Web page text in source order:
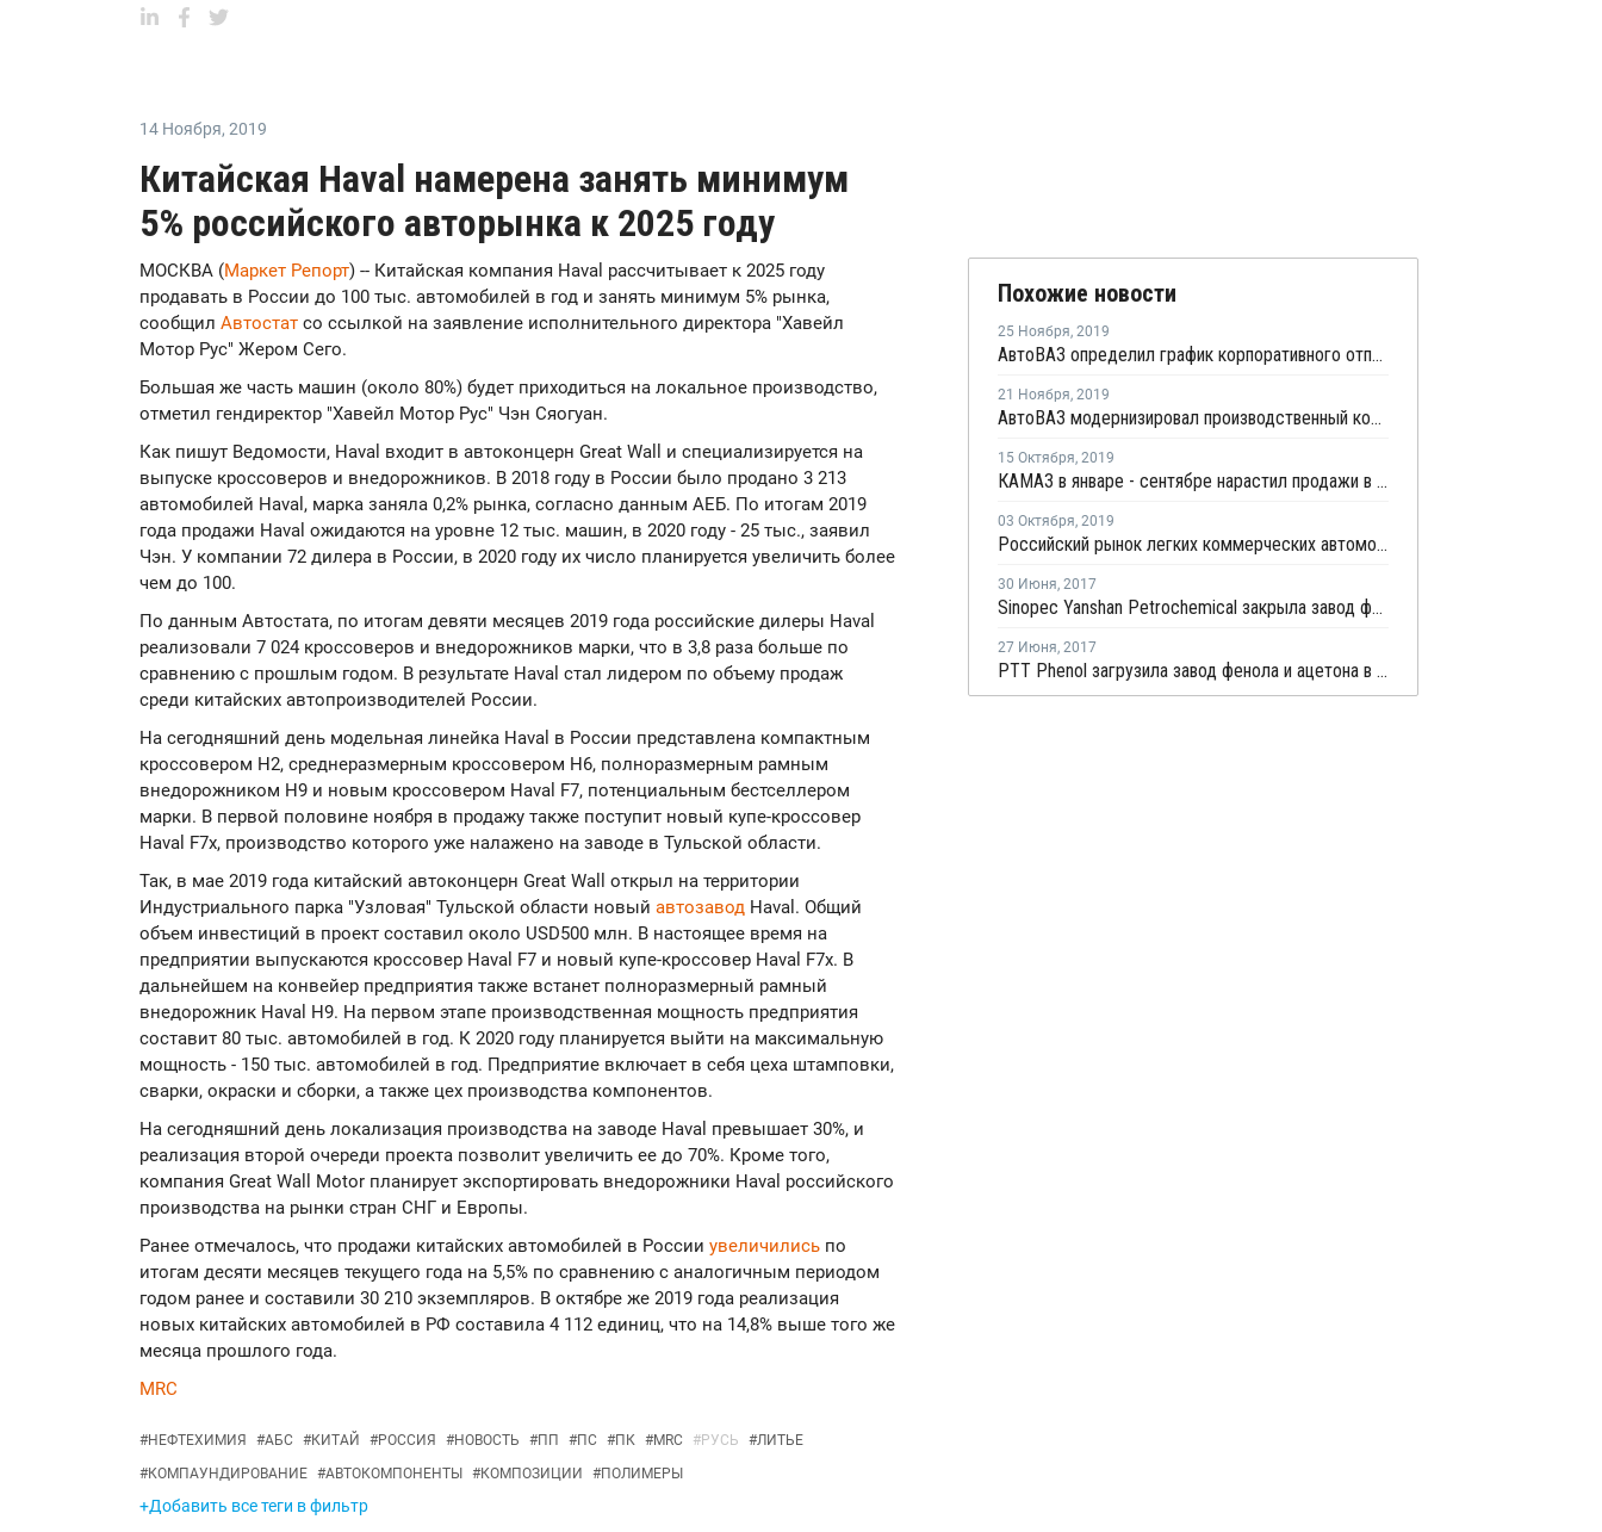
14 Ноября, 2019
Китайская Haval намерена занять минимум
5% российского авторынка к 2025 году
МОСКВА (Маркет Репорт) -- Китайская компания Haval рассчитывает к 2025 году
продавать в России до 100 тыс. автомобилей в год и занять минимум 5% рынка,
сообщил Автостат со ссылкой на заявление исполнительного директора "Хавейл
Мотор Рус" Жером Сего.
Большая же часть машин (около 80%) будет приходиться на локальное производство,
отметил гендиректор "Хавейл Мотор Рус" Чэн Сяогуан.
Как пишут Ведомости, Haval входит в автоконцерн Great Wall и специализируется на
выпуске кроссоверов и внедорожников. В 2018 году в России было продано 3 213
автомобилей Haval, марка заняла 0,2% рынка, согласно данным АЕБ. По итогам 2019
года продажи Haval ожидаются на уровне 12 тыс. машин, в 2020 году - 25 тыс., заявил
Чэн. У компании 72 дилера в России, в 2020 году их число планируется увеличить более
чем до 100.
По данным Автостата, по итогам девяти месяцев 2019 года российские дилеры Haval
реализовали 7 024 кроссоверов и внедорожников марки, что в 3,8 раза больше по
сравнению с прошлым годом. В результате Haval стал лидером по объему продаж
среди китайских автопроизводителей России.
На сегодняшний день модельная линейка Haval в России представлена компактным
кроссовером H2, среднеразмерным кроссовером Н6, полноразмерным рамным
внедорожником Н9 и новым кроссовером Haval F7, потенциальным бестселлером
марки. В первой половине ноября в продажу также поступит новый купе-кроссовер
Haval F7x, производство которого уже налажено на заводе в Тульской области.
Так, в мае 2019 года китайский автоконцерн Great Wall открыл на территории
Индустриального парка "Узловая" Тульской области новый автозавод Haval. Общий
объем инвестиций в проект составил около USD500 млн. В настоящее время на
предприятии выпускаются кроссовер Haval F7 и новый купе-кроссовер Haval F7x. В
дальнейшем на конвейер предприятия также встанет полноразмерный рамный
внедорожник Haval H9. На первом этапе производственная мощность предприятия
составит 80 тыс. автомобилей в год. К 2020 году планируется выйти на максимальную
мощность - 150 тыс. автомобилей в год. Предприятие включает в себя цеха штамповки,
сварки, окраски и сборки, а также цех производства компонентов.
На сегодняшний день локализация производства на заводе Нaval превышает 30%, и
реализация второй очереди проекта позволит увеличить ее до 70%. Кроме того,
компания Great Wall Motor планирует экспортировать внедорожники Haval российского
производства на рынки стран СНГ и Европы.
Ранее отмечалось, что продажи китайских автомобилей в России увеличились по
итогам десяти месяцев текущего года на 5,5% по сравнению с аналогичным периодом
годом ранее и составили 30 210 экземпляров. В октябре же 2019 года реализация
новых китайских автомобилей в РФ составила 4 112 единиц, что на 14,8% выше того же
месяца прошлого года.
MRC
#НЕФТЕХИМИЯ #АБС #КИТАЙ #РОССИЯ #НОВОСТЬ #ПП #ПС #ПК #MRC #РУСЬ #ЛИТЬЕ
#КОМПАУНДИРОВАНИЕ #АВТОКОМПОНЕНТЫ #КОМПОЗИЦИИ #ПОЛИМЕРЫ
+Добавить все теги в фильтр
Похожие новости
25 Ноября, 2019
АвтоВАЗ определил график корпоративного отпуска в 2020 году
21 Ноября, 2019
АвтоВАЗ модернизировал производственный комплекс с целью оптимизации технологий и экономии средств
15 Октября, 2019
КАМАЗ в январе - сентябре нарастил продажи в России на 8,2%
03 Октября, 2019
Российский рынок легких коммерческих автомобилей поднялся в августе на пятое место в Европе
30 Июня, 2017
Sinopec Yanshan Petrochemical закрыла завод фенола и ацетона на ремонт раньше намеченного срока
27 Июня, 2017
PTT Phenol загрузила завод фенола и ацетона в Таиланде на 80-85%